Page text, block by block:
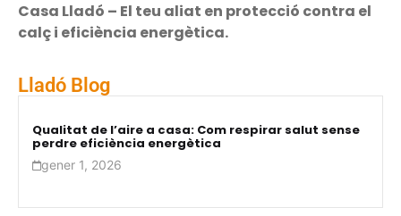
Casa Lladó – El teu aliat en protecció contra el
calç i eficiència energètica.
Lladó Blog
Qualitat de l’aire a casa: Com respirar salut sense
perdre eficiència energètica
gener 1, 2026